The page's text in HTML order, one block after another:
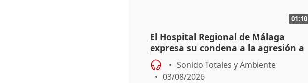
01:10
El Hospital Regional de Málaga
expresa su condena a la agresión a
dos enfermeras de Urgencias
Sonido Totales y Ambiente
03/08/2026